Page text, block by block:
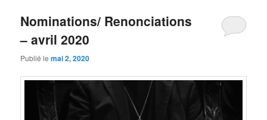
Nominations/ Renonciations
– avril 2020
Publié lemai 2, 2020